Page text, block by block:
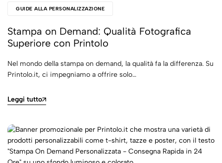
GUIDE ALLA PERSONALIZZAZIONE
Stampa on Demand: Qualità Fotografica
Superiore con Printolo
Nel mondo della stampa on demand, la qualità fa la differenza. Su
Printolo.it, ci impegniamo a offrire solo…
Leggi tutto